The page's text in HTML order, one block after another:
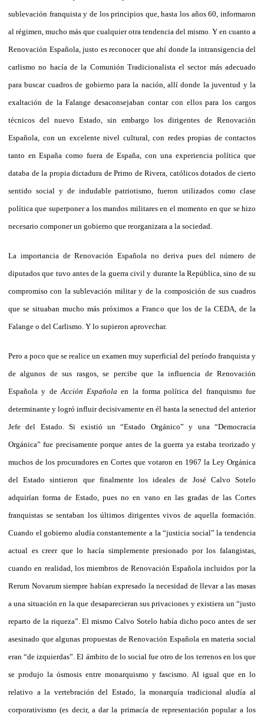
sublevación franquista y de los principios que, hasta los años 60, informaron
al régimen, mucho más que cualquier otra tendencia del mismo. Y en cuanto a
Renovación Española, justo es reconocer que ahí donde la intransigencia del
carlismo no hacía de la Comunión Tradicionalista el sector más adecuado
para buscar cuadros de gobierno para la nación, allí donde la juventud y la
exaltación de la Falange desaconsejaban contar con ellos para los cargos
técnicos del nuevo Estado, sin embargo los dirigentes de Renovación
Española, con un excelente nivel cultural, con redes propias de contactos
tanto en España como fuera de España, con una experiencia política que
databa de la propia dictadura de Primo de Rivera, católicos dotados de cierto
sentido social y de indudable patriotismo, fueron utilizados como clase
política que superponer a los mandos militares en el momento en que se hizo
necesario componer un gobierno que reorganizara a la sociedad.
La importancia de Renovación Española no deriva pues del número de
diputados que tuvo antes de la guerra civil y durante la República, sino de su
compromiso con la sublevación militar y de la composición de sus cuadros
que se situaban mucho más próximos a Franco que los de la CEDA, de la
Falange o del Carlismo. Y lo supieron aprovechar.
Pero a poco que se realice un examen muy superficial del período franquista y
de algunos de sus rasgos, se percibe que la influencia de Renovación
Española y de Acción Española en la forma política del franquismo fue
determinante y logró influir decisivamente en él hasta la senectud del anterior
Jefe del Estado. Si existió un “Estado Orgánico” y una “Democracia
Orgánica” fue precisamente porque antes de la guerra ya estaba teorizado y
muchos de los procuradores en Cortes que votaron en 1967 la Ley Orgánica
del Estado sintieron que finalmente los ideales de José Calvo Sotelo
adquirían forma de Estado, pues no en vano en las gradas de las Cortes
franquistas se sentaban los últimos dirigentes vivos de aquella formación.
Cuando el gobierno aludía constantemente a la “justicia social” la tendencia
actual es creer que lo hacía simplemente presionado por los falangistas,
cuando en realidad, los miembros de Renovación Española incluidos por la
Rerum Novarum siempre habían expresado la necesidad de llevar a las masas
a una situación en la que desaparecieran sus privaciones y existiera un “justo
reparto de la riqueza”. El mismo Calvo Sotelo había dicho poco antes de ser
asesinado que algunas propuestas de Renovación Española en materia social
eran “de izquierdas”. El ámbito de lo social fue otro de los terrenos en los que
se produjo la ósmosis entre monarquismo y fascismo. Al igual que en lo
relativo a la vertebración del Estado, la monarquía tradicional aludía al
corporativismo (es decir, a dar la primacía de representación popular a los